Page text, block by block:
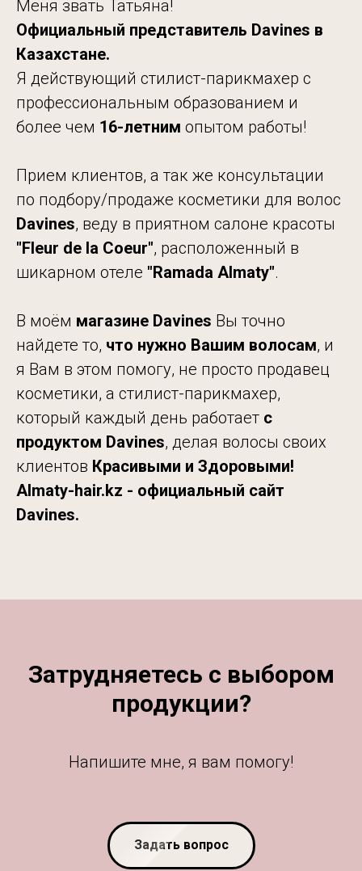
Меня звать Татьяна!
Официальный представитель Davines в
Казахстане.
Я действующий стилист-парикмахер с
профессиональным образованием и
более чем 16-летним опытом работы!
Прием клиентов, а так же консультации
по подбору/продаже косметики для волос
Davines, веду в приятном салоне красоты
"Fleur de la Coeur", расположенный в
шикарном отеле "Ramada Almaty".
В моём магазине Davines Вы точно
найдете то, что нужно Вашим волосам, и
я Вам в этом помогу, не просто продавец
косметики, а стилист-парикмахер,
который каждый день работает с
продуктом Davines, делая волосы своих
клиентов Красивыми и Здоровыми!
Almaty-hair.kz - официальный сайт
Davines.
Затрудняетесь с выбором
продукции?
Напишите мне, я вам помогу!
Задать вопрос